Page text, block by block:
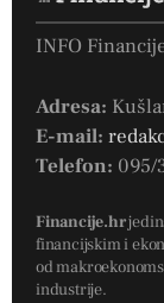
INFO
Adresa:
E-mail:
Telefon: 095/
Financije.hr
financijskim i
od
industrije.